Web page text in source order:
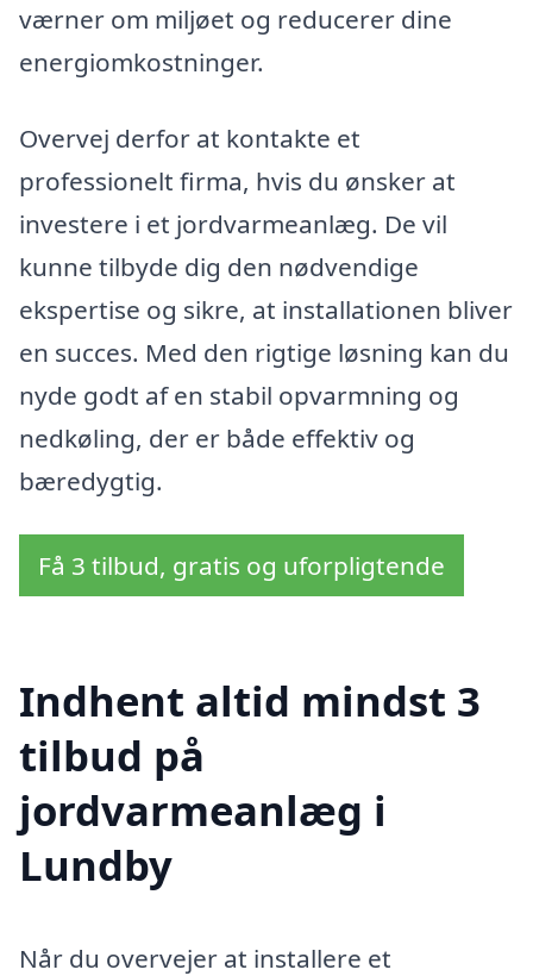
værner om miljøet og reducerer dine
energiomkostninger.
Overvej derfor at kontakte et
professionelt firma, hvis du ønsker at
investere i et jordvarmeanlæg. De vil
kunne tilbyde dig den nødvendige
ekspertise og sikre, at installationen bliver
en succes. Med den rigtige løsning kan du
nyde godt af en stabil opvarmning og
nedkøling, der er både effektiv og
bæredygtig.
Få 3 tilbud, gratis og uforpligtende
Indhent altid mindst 3
tilbud på
jordvarmeanlæg i
Lundby
Når du overvejer at installere et